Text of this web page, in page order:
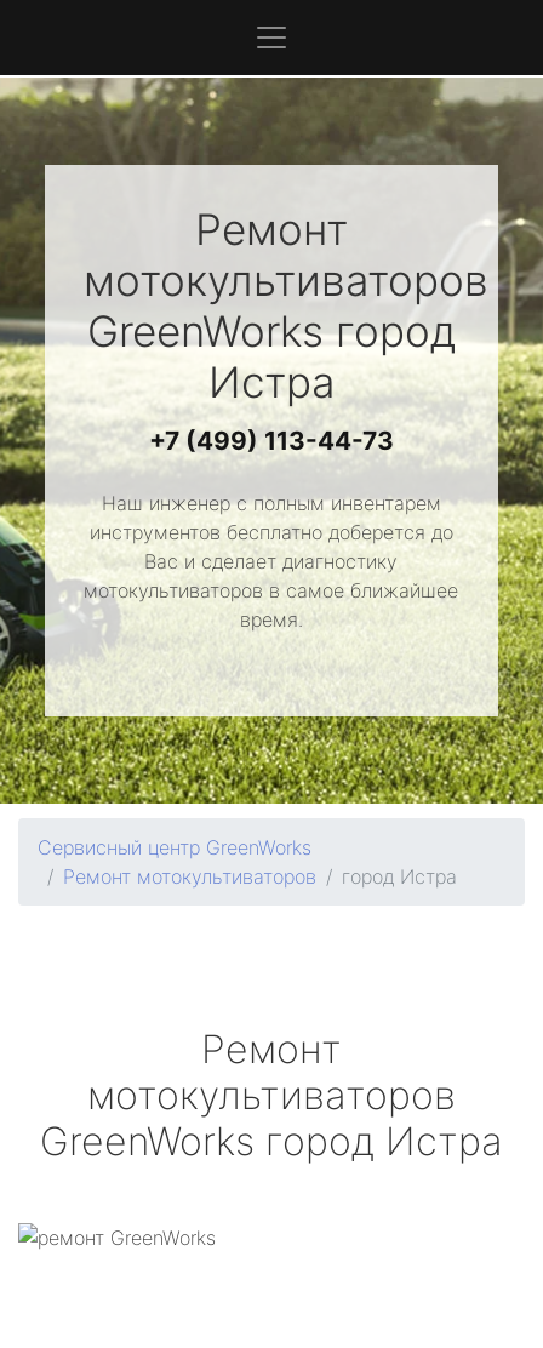
Ремонт
мотокультиваторов
GreenWorksгород
Истра
+7 (499) 113-44-73
Наш инженер с полным инвентарем
инструментов бесплатно доберется до
Вас и сделает диагностику
мотокультиваторов в самое ближайшее
время.
Сервисный центр GreenWorks
Ремонт мотокультиваторов
город Истра
Ремонт
мотокультиваторов
GreenWorks город Истра